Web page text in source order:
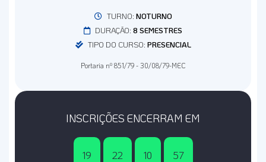
TURNO: NOTURNO
DURAÇÃO: 8 SEMESTRES
TIPO DO CURSO: PRESENCIAL
Portaria nº 851/79 - 30/08/79-MEC
INSCRIÇÕES ENCERRAM EM
19 22 10 57